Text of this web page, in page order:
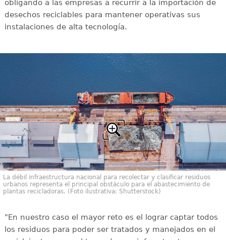
obligando a las empresas a recurrir a la importación de
desechos reciclables para mantener operativas sus
instalaciones de alta tecnología.
La débil infraestructura nacional para recolectar y clasificar residuos
urbanos representa el principal obstáculo para el abastecimiento de
plantas recicladoras. (Foto ilustrativa: Shutterstock)
"En nuestro caso el mayor reto es el lograr captar todos
los residuos para poder ser tratados y manejados en el